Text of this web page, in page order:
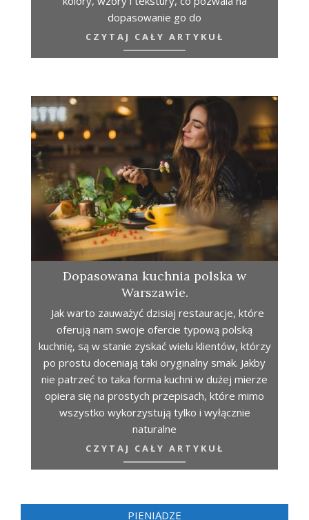
dopasowanie go do
CZYTAJ CAŁY ARTYKUŁ
Dopasowana kuchnia polska w
Warszawie.
Jak warto zauważyć dzisiaj restauracje, które
oferują nam swoje ofercie typową polską
kuchnię, są w stanie zyskać wielu klientów, którzy
po prostu doceniają taki oryginalny smak. Jakby
nie patrzeć to taka forma kuchni w dużej mierze
opiera się na prostych przepisach, które mimo
wszystko wykorzystują tylko i wyłącznie
naturalne
CZYTAJ CAŁY ARTYKUŁ
PIENIĄDZE